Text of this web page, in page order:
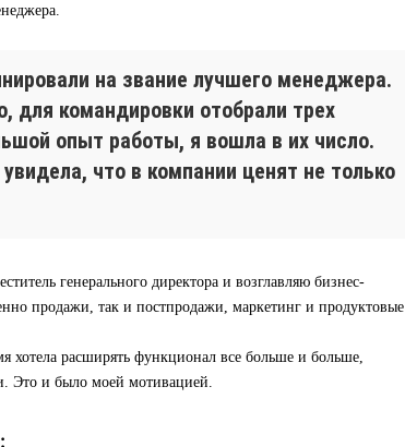
на звание лучшего менеджера.
для командировки отобрали трех
опыт работы, я вошла в их число.
что в компании ценят не только
генерального директора и возглавляю бизнес-
продажи, так и постпродажи, маркетинг и продуктовые
хотела расширять функционал все больше и больше,
Это и было моей мотивацией.